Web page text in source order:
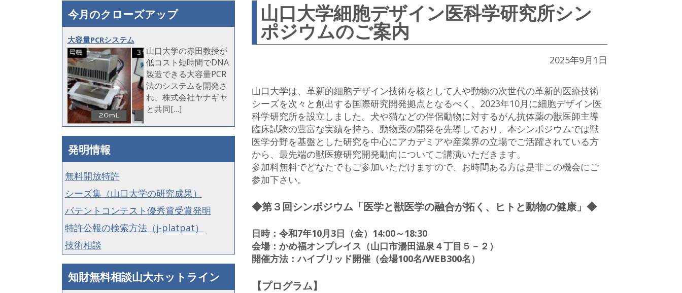
山口大学細胞デザイン医科学研究所シン
ポジウムのご案内
2025年9月1日
山口大学は、革新的細胞デザイン技術を核として人や動物の次世代の革新的医療技術
シーズを次々と創出する国際研究開発拠点となるべく、2023年10月に細胞デザイン医
科学研究所を設立しました。犬や猫などの伴侶動物に対するがん抗体薬の獣医師主導
臨床試験の豊富な実績を持ち、動物薬の開発を先導しており、本シンポジウムでは獣
医学分野を基盤とした研究を中心にアカデミアや産業界の立場でご活躍されている方
から、最先端の獣医療研究開発動向についてご講演いただきます。
参加料無料でどなたでもご参加いただけますので、お時間ある方は是非この機会にご
参加下さい。
◆第３回シンポジウム「医学と獣医学の融合が拓く、ヒトと動物の健康」◆
日時：令和7年10月3日（金）14:00～18:30
会場：かめ福オンプレイス（山口市湯田温泉４丁目５－２）
開催方法：ハイブリッド開催（会場100名/WEB300名）
【プログラム】
今月のクローズアップ
大容量PCRシステム
山口大学の赤田教授が
低コスト短時間でDNA
製造できる大容量PCR
法のシステムを開発さ
れ、株式会社ヤナギヤ
と共同[…]
発明情報
無料開放特許
シーズ集（山口大学の研究成果）
パテントコンテスト優秀賞受賞発明
特許公報の検索方法（j-platpat）
技術相談
知財無料相談山大ホットライン